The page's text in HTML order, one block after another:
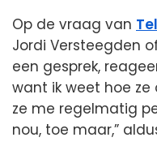
Op de vraag van
Jordi Versteegden
een gesprek,
want ik weet hoe
ze me regelmatig
nou, toe maar,”